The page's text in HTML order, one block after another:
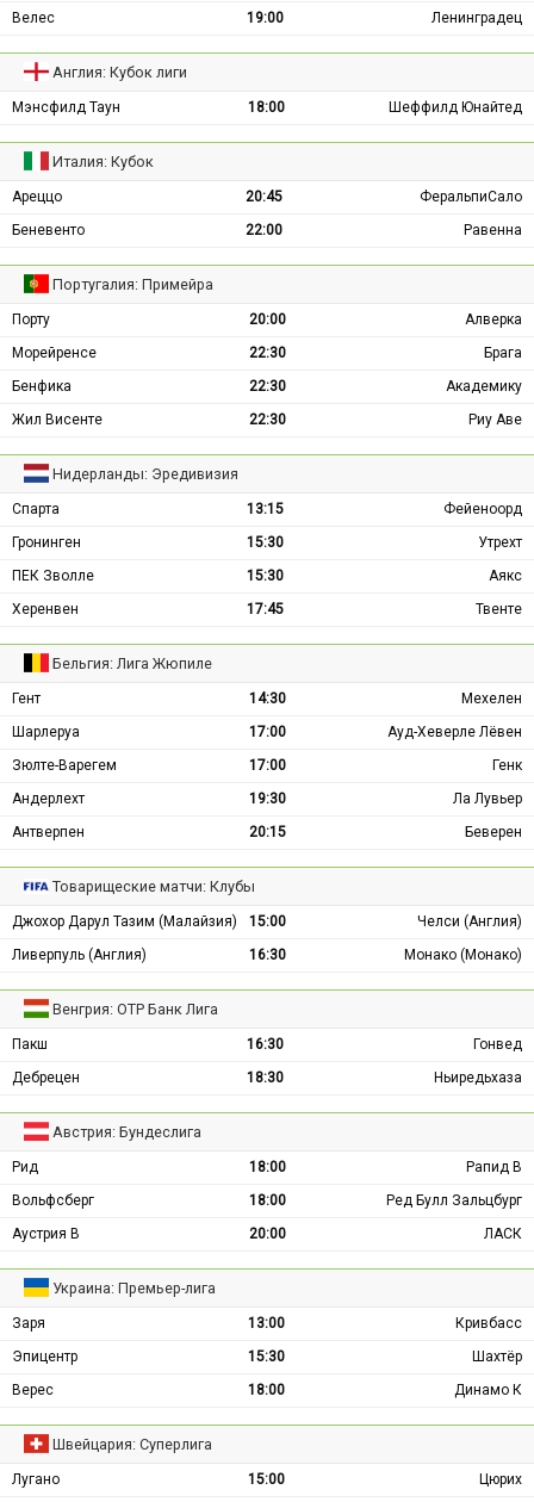
Велес 19:00 Ленинградец
Англия: Кубок лиги
Мэнсфилд Таун 18:00 Шеффилд Юнайтед
Италия: Кубок
Ареццо 20:45
ФеральпиСало
Беневенто
22:00 Равенна
Португалия: Примейра
Порту 20:00
Алверка
Морейренсе
22:30
Брага
Бенфика
22:30
Академику
Жил Висенте
22:30 Риу Аве
Нидерланды: Эредивизия
Спарта 13:15
Фейеноорд
Гронинген
15:30
Утрехт
ПЕК Зволле
15:30
Аякс
Херенвен
17:45 Твенте
Бельгия: Лига Жюпиле
Гент 14:30
Мехелен
Шарлеруа
17:00
Ауд-Хеверле Лёвен
Зюлте-Варегем
17:00
Генк
Андерлехт
19:30
Ла Лувьер
Антверпен
20:15 Беверен
Товарищеские матчи: Клубы
Джохор Дарул Тазим (Малайзия) 15:00
Челси (Англия)
Ливерпуль (Англия)
16:30 Монако (Монако)
Венгрия: ОТР Банк Лига
Пакш 16:30
Гонвед
Дебрецен
18:30 Ньиредьхаза
Австрия: Бундеслига
Рид 18:00
Рапид В
Вольфсберг
18:00
Ред Булл Зальцбург
Аустрия В
20:00 ЛАСК
Украина: Премьер-лига
Заря 13:00
Кривбасс
Эпицентр
15:30
Шахтёр
Верес
18:00 Динамо К
Швейцария: Суперлига
Лугано 15:00
Цюрих